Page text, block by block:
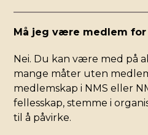
Må jeg være medlem for
Nei. Du kan være med på
mange måter uten
medlemskap i NMS eller
fellesskap, stemme i
til å påvirke.